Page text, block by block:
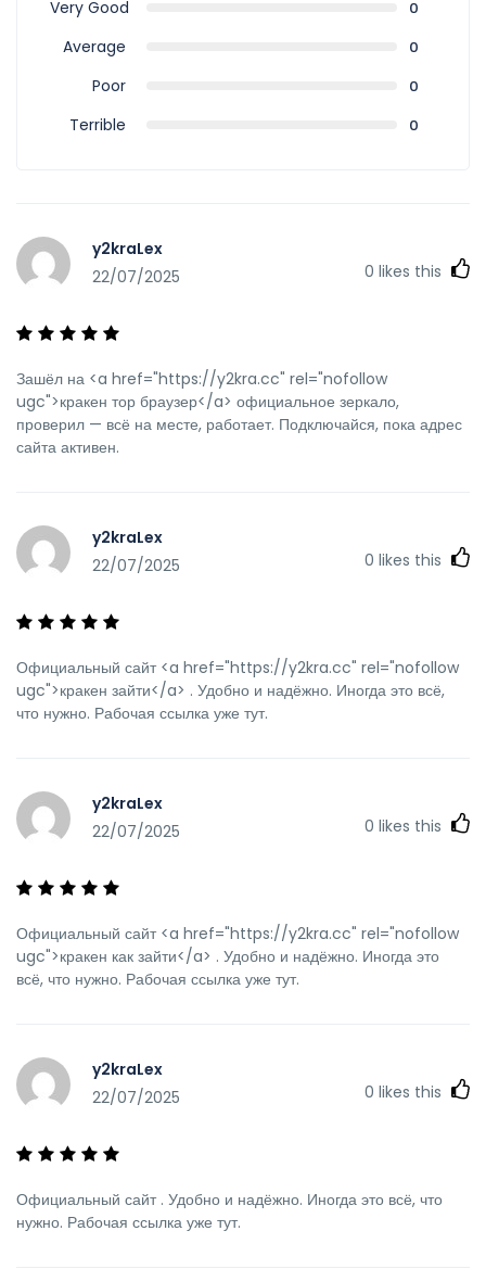
Very Good 0
Average 0
Poor 0
Terrible 0
y2kraLex
22/07/2025
0 likes this
Зашёл на <a href="https://y2kra.cc" rel="nofollow
ugc">кракен тор браузер</a> официальное зеркало,
проверил — всё на месте, работает. Подключайся, пока адрес
сайта активен.
y2kraLex
22/07/2025
0 likes this
Официальный сайт <a href="https://y2kra.cc" rel="nofollow
ugc">кракен зайти</a> . Удобно и надёжно. Иногда это всё,
что нужно. Рабочая ссылка уже тут.
y2kraLex
22/07/2025
0 likes this
Официальный сайт <a href="https://y2kra.cc" rel="nofollow
ugc">кракен как зайти</a> . Удобно и надёжно. Иногда это
всё, что нужно. Рабочая ссылка уже тут.
y2kraLex
22/07/2025
0 likes this
Официальный сайт . Удобно и надёжно. Иногда это всё, что
нужно. Рабочая ссылка уже тут.